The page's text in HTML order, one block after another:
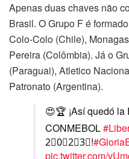
Apenas duas chaves não
Brasil. O Grupo F é
Colo-Colo (Chile),
Pereira (Colômbia). Já o
(Paraguai), Atletico
Patronato (Argentina).
😍🏆 ¡Así quedó
CONMEBOL
2⃣0⃣2⃣3⃣!
pic.twitter.com/